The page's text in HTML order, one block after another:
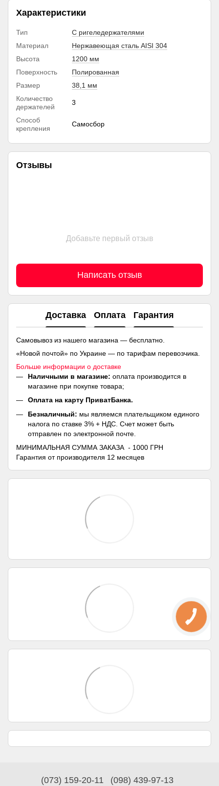
Характеристики
Тип
С ригеледержателями
Материал
Нержавеющая сталь AISI 304
Высота
1200 мм
Поверхность
Полированная
Размер
38,1 мм
Количество
держателей
3
Способ
крепления
Самосбор
Отзывы
Добавьте первый отзыв
Написать отзыв
Доставка Оплата Гарантия
Самовывоз из нашего магазина — бесплатно.
«Новой почтой» по Украине — по тарифам перевозчика.
Больше информации о доставке
Наличными в магазине: оплата производится в
магазине при покупке товара;
Оплата на карту ПриватБанка.
Безналичный: мы являемся плательщиком единого
налога по ставке 3% + НДС. Счет может быть
отправлен по электронной почте.
МИНИМАЛЬНАЯ СУММА ЗАКАЗА - 1000 ГРН
Гарантия от производителя 12 месяцев
(073) 159-20-11 (098) 439-97-13